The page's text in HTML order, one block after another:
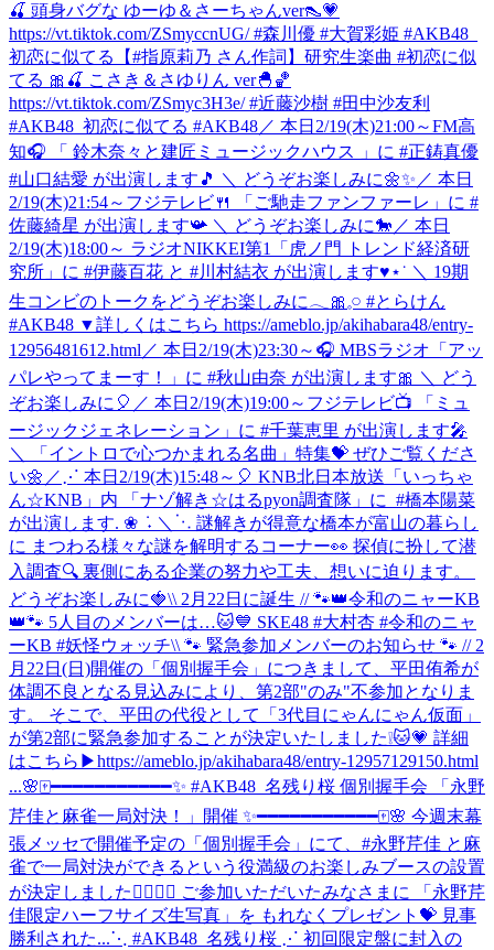
🍒 頭身バグな ゆーゆ＆さーちゃんver👠💗
https://vt.tiktok.com/ZSmyccnUG/ #森川優 #大賀彩姫 #AKB48_
初恋に似てる
【#指原莉乃 さん作詞】研究生楽曲 #初恋に似
てる 🎀🍒 こさき＆さゆりん ver🐣🏀
https://vt.tiktok.com/ZSmyc3H3e/ #近藤沙樹 #田中沙友利
#AKB48_初恋に似てる #AKB48／ 本日2/19(木)21:00～FM高
知🎧 「 鈴⽊奈々と建匠ミュージックハウス 」に #正鋳真優
#山口結愛 が出演します🎵 ＼ どうぞお楽しみに🌼✨ ／ 本日
2/19(木)21:54～フジテレビ🍴 「ご馳走ファンファーレ」に #
佐藤綺星 が出演します📯 ＼ どうぞお楽しみに🐎 ／ 本日
2/19(木)18:00～ ラジオNIKKEI第1「虎ノ門 トレンド経済研
究所」に #伊藤百花 と #川村結衣 が出演します♥⋆˙ ＼ 19期
生コンビのトークをどうぞお楽しみに𓂃🎀𓈒𓏸 #とらけん
#AKB48 ▼詳しくはこちら https://ameblo.jp/akihabara48/entry-
12956481612.html ／ 本日2/19(木)23:30～🎧 MBSラジオ「アッ
パレやってまーす！」に #秋山由奈 が出演します🎀 ＼ どう
ぞお楽しみに🎈 ／ 本日2/19(木)19:00～フジテレビ📺 「ミュ
ージックジェネレーション」に #千葉恵里 が出演します🎤
＼ 「イントロで心つかまれる名曲」特集💝 ぜひご覧くださ
い🌼 ‎／⋰ ‎本日2/19(木)15:48～🎈 ‎KNB北日本放送「いっちゃ
ん☆KNB」内 ‎「ナゾ解き☆はるpyon調査隊」に ‎ ⁦‪#橋本陽菜‬⁩
が出演します. ❀ ݁ ˖ ‎＼⋱ ‎謎解きが得意な橋本が富山の暮らし
に ‎まつわる様々な謎を解明するコーナー👀 ‎探偵に扮して潜
入調査🔍 ‎裏側にある企業の努力や工夫、想いに迫ります。 ‎
どうぞお楽しみに🍓\\ 2月22日に誕生 // 🐾👑令和のニャーKB
👑🐾 5人目のメンバーは…🐱💙 SKE48 #大村杏 #令和のニャ
ーKB #妖怪ウォッチ\\ 🐾 緊急参加メンバーのお知らせ 🐾 // 2
月22日(日)開催の「個別握手会」につきまして、平田侑希が
体調不良となる見込みにより、第2部"のみ"不参加となりま
す。 そこで、平田の代役として「3代目にゃんにゃん仮面」
が第2部に緊急参加することが決定いたしました❕🐱💗 詳細
はこちら▶https://ameblo.jp/akihabara48/entry-12957129150.html
...🌸🀄️━━━━━━━━━━━✨ #AKB48_名残り桜 個別握手会 「永野
芹佳と麻雀一局対決！」開催 ✨━━━━━━━━━━━🀄️🌸 今週末幕
張メッセで開催予定の「個別握手会」にて、#永野芹佳 と麻
雀で一局対決ができるという役満級のお楽しみブースの設置
が決定しました✊🏻🎯💖 ご参加いただいたみなさまに 「永野芹
佳限定ハーフサイズ生写真」を もれなくプレゼント💝 見事
勝利された...⋱ #AKB48_名残り桜 ⋰ 初回限定盤に封入の